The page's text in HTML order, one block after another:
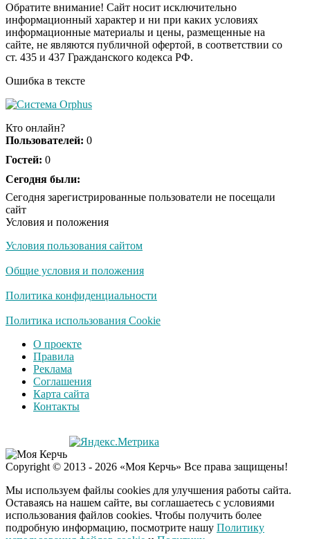
i
Ролик из Омска: вы
будете смеяться долго
Ржу не переставая, это
Скрытая камера на
люди вытворяют, когда
Ролик длится
смеяться вы будете
Королева вагона
оставит равнодушным
Забывший о
патриотизме
Плющенко отправляет
Азербайджан
Обратите внимание! Сайт носит исключительно
информационный характер и ни при каких условиях
информационные материалы и цены, размещенные на
сайте, не являются публичной офертой, в соответствии со
ст. 435 и 437 Гражданского кодекса РФ.
Ошибка в тексте
Кто онлайн?
Пользователей: 0
Гостей: 0
Сегодня были:
Сегодня зарегистрированные пользователи не посещали
сайт
Условия и положения
Условия пользования сайтом
Общие условия и положения
Политика конфиденциальности
Политика использования Cookie
О проекте
Правила
Реклама
Соглашения
Карта сайта
Контакты
Copyright © 2013 - 2026 «Моя Керчь» Все права защищены!
Мы используем файлы cookies для улучшения работы сайта.
Оставаясь на нашем сайте, вы соглашаетесь с условиями
использования файлов cookies. Чтобы получить более
подробную информацию, посмотрите нашу Политику